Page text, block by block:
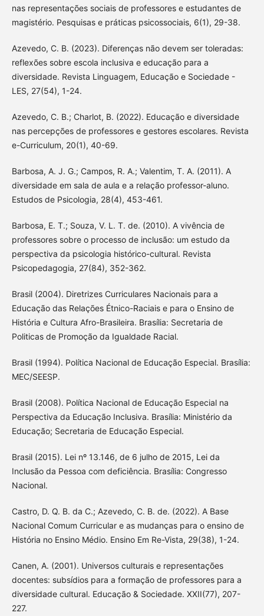
nas representações sociais de professores e estudantes de
magistério. Pesquisas e práticas psicossociais, 6(1), 29-38.
Azevedo, C. B. (2023). Diferenças não devem ser toleradas:
reflexões sobre escola inclusiva e educação para a
diversidade. Revista Linguagem, Educação e Sociedade -
LES, 27(54), 1-24.
Azevedo, C. B.; Charlot, B. (2022). Educação e diversidade
nas percepções de professores e gestores escolares. Revista
e-Curriculum, 20(1), 40-69.
Barbosa, A. J. G.; Campos, R. A.; Valentim, T. A. (2011). A
diversidade em sala de aula e a relação professor-aluno.
Estudos de Psicologia, 28(4), 453-461.
Barbosa, E. T.; Souza, V. L. T. de. (2010). A vivência de
professores sobre o processo de inclusão: um estudo da
perspectiva da psicologia histórico-cultural. Revista
Psicopedagogia, 27(84), 352-362.
Brasil (2004). Diretrizes Curriculares Nacionais para a
Educação das Relações Étnico-Raciais e para o Ensino de
História e Cultura Afro-Brasileira. Brasília: Secretaria de
Politicas de Promoção da Igualdade Racial.
Brasil (1994). Política Nacional de Educação Especial. Brasília:
MEC/SEESP.
Brasil (2008). Política Nacional de Educação Especial na
Perspectiva da Educação Inclusiva. Brasília: Ministério da
Educação; Secretaria de Educação Especial.
Brasil (2015). Lei nº 13.146, de 6 julho de 2015, Lei da
Inclusão da Pessoa com deficiência. Brasília: Congresso
Nacional.
Castro, D. Q. B. da C.; Azevedo, C. B. de. (2022). A Base
Nacional Comum Curricular e as mudanças para o ensino de
História no Ensino Médio. Ensino Em Re-Vista, 29(38), 1-24.
Canen, A. (2001). Universos culturais e representações
docentes: subsídios para a formação de professores para a
diversidade cultural. Educação & Sociedade. XXII(77), 207-
227.